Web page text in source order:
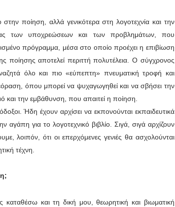
ποίηση, αλλά γενικότερα στη λογοτεχνία και την
των υποχρεώσεων και των προβλημάτων, που
πρόγραμμα, μέσα στο οποίο προέχει η επιβίωση
ποίησης αποτελεί περιττή πολυτέλεια. Ο σύγχρονος
όλο και πιο «εύπεπτη» πνευματική τροφή και
όπου μπορεί να ψυχαγωγηθεί και να σβήσει την
και την εμβάθυνση, που απαιτεί η ποίηση.
Ήδη έχουν αρχίσει να εκπονούνται εκπαιδευτικά
για το λογοτεχνικό βιβλίο. Σιγά, σιγά αρχίζουν
λοιπόν, ότι οι επερχόμενες γενιές θα ασχολούνται
τέχνη.
και τη δική μου, θεωρητική και βιωματική